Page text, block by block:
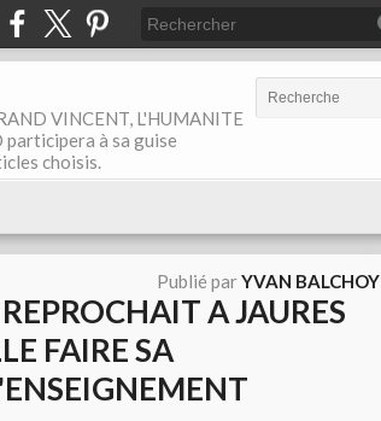
VINCENT, L'HUMANITE
participera à sa guise
choisis.
Publié parYVAN BALCHOY
A JAURES
FAIRE SA